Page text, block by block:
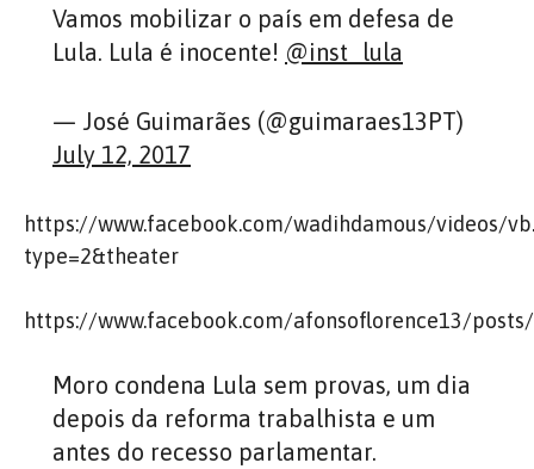
Vamos mobilizar o país em defesa de
Lula. Lula é inocente! @inst_lula
— José Guimarães (@guimaraes13PT)
July 12, 2017
https://www.facebook.com/wadihdamous/videos/
type=2&theater
https://www.facebook.com/afonsoflorence13/
Moro condena Lula sem provas, um dia
depois da reforma trabalhista e um
antes do recesso parlamentar.